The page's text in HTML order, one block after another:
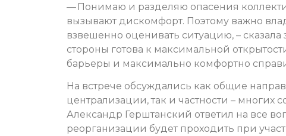
— Понимаю и разделяю опасения
вызывают дискомфорт. Поэтому важно
взвешенно оценивать ситуацию, – сказала
стороны готова к максимальной
барьеры и максимально комфортно
На встрече обсуждались как общие
централизации, так и частности – многих
Александр Герштанский ответил на все
реорганизации будет проходить при